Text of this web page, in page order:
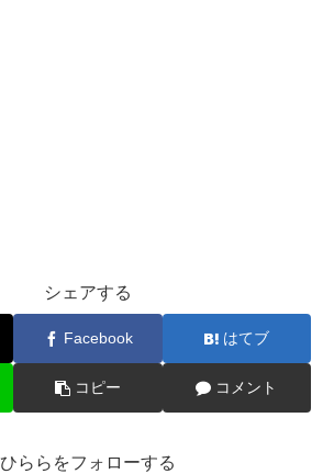
シェアする
Facebook はてブ
コピー コメント
ひららをフォローする